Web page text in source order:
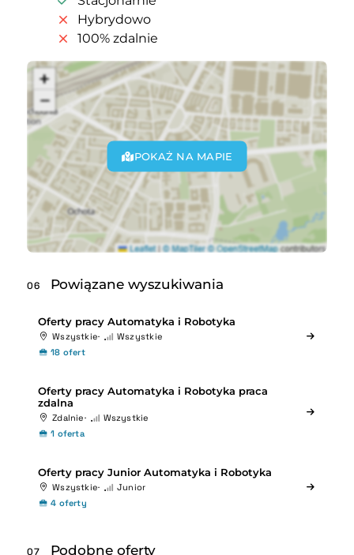
Hybrydowo
100% zdalnie
POKAŻ NA MAPIE
06 Powiązane wyszukiwania
Oferty pracy Automatyka i Robotyka
Wszystkie
Wszystkie
18 ofert
Oferty pracy Automatyka i Robotyka praca
zdalna
Zdalnie
Wszystkie
1 oferta
Oferty pracy Junior Automatyka i Robotyka
Wszystkie
Junior
4 oferty
07 Podobne oferty